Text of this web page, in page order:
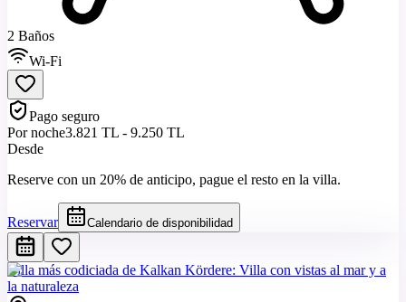
2 Baños
Wi-Fi
Pago seguro
Por noche3.821 TL - 9.250 TL
Desde
Reserve con un 20% de anticipo, pague el resto en la villa.
Reservar Calendario de disponibilidad
Villa más codiciada de Kalkan Kördere: Villa con vistas al mar y a
la naturaleza